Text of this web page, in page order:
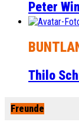
Peter
Thilo
Freunde